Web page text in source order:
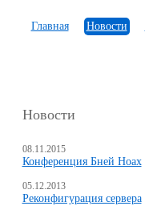
Главная Новости
Новости
08.11.2015
Конференция Бней Ноах
05.12.2013
Реконфигурация сервера